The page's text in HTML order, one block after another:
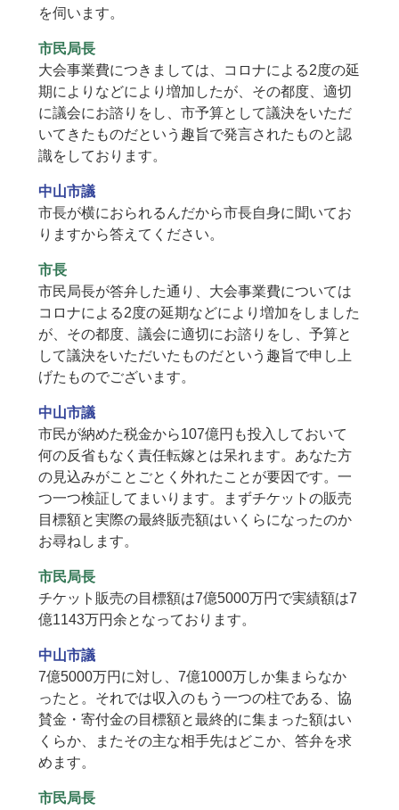
を伺います。
市民局長
大会事業費につきましては、コロナによる2度の延
期によりなどにより増加したが、その都度、適切
に議会にお諮りをし、市予算として議決をいただ
いてきたものだという趣旨で発言されたものと認
識をしております。
中山市議
市長が横におられるんだから市長自身に聞いてお
りますから答えてください。
市長
市民局長が答弁した通り、大会事業費については
コロナによる2度の延期などにより増加をしました
が、その都度、議会に適切にお諮りをし、予算と
して議決をいただいたものだという趣旨で申し上
げたものでございます。
中山市議
市民が納めた税金から107億円も投入しておいて
何の反省もなく責任転嫁とは呆れます。あなた方
の見込みがことごとく外れたことが要因です。一
つ一つ検証してまいります。まずチケットの販売
目標額と実際の最終販売額はいくらになったのか
お尋ねします。
市民局長
チケット販売の目標額は7億5000万円で実績額は7
億1143万円余となっております。
中山市議
7億5000万円に対し、7億1000万しか集まらなか
ったと。それでは収入のもう一つの柱である、協
賛金・寄付金の目標額と最終的に集まった額はい
くらか、またその主な相手先はどこか、答弁を求
めます。
市民局長